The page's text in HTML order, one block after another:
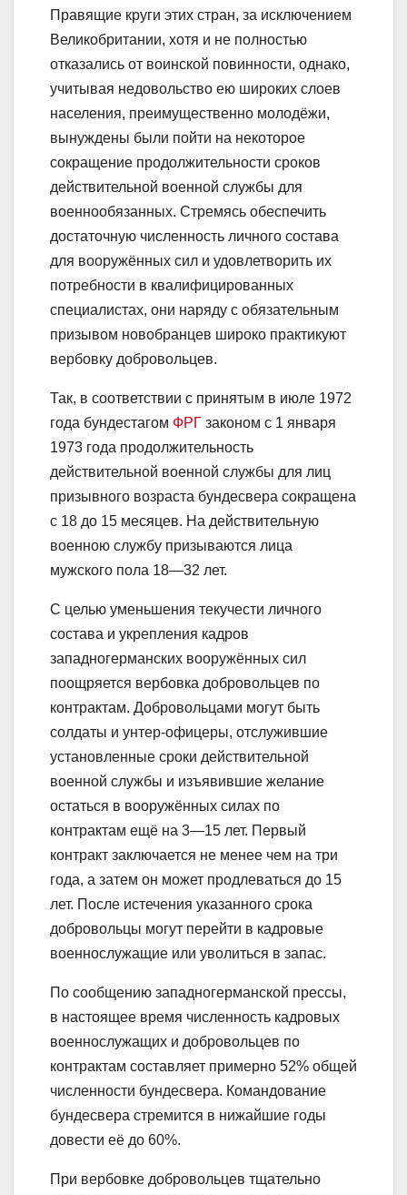
Правящие круги этих стран, за исключением
Великобритании, хотя и не полностью
отказались от воинской повинности, однако,
учитывая недовольство ею широких слоев
населения, преимущественно молодёжи,
вынуждены были пойти на некоторое
сокращение продолжительности сроков
действительной военной службы для
военнообязанных. Стремясь обеспечить
достаточную численность личного состава
для вооружённых сил и удовлетворить их
потребности в квалифицированных
специалистах, они наряду с обязательным
призывом новобранцев широко практикуют
вербовку добровольцев.
Так, в соответствии с принятым в июле 1972
года бундестагом ФРГ законом с 1 января
1973 года продолжительность
действительной военной службы для лиц
призывного возраста бундесвера сокращена
с 18 до 15 месяцев. На действительную
военною службу призываются лица
мужского пола 18—32 лет.
С целью уменьшения текучести личного
состава и укрепления кадров
западногерманских вооружённых сил
поощряется вербовка добровольцев по
контрактам. Добровольцами могут быть
солдаты и унтер-офицеры, отслужившие
установленные сроки действительной
военной службы и изъявившие желание
остаться в вооружённых силах по
контрактам ещё на 3—15 лет. Первый
контракт заключается не менее чем на три
года, а затем он может продлеваться до 15
лет. После истечения указанного срока
добровольцы могут перейти в кадровые
военнослужащие или уволиться в запас.
По сообщению западногерманской прессы,
в настоящее время численность кадровых
военнослужащих и добровольцев по
контрактам составляет примерно 52% общей
численности бундесвера. Командование
бундесвера стремится в нижайшие годы
довести её до 60%.
При вербовке добровольцев тщательно